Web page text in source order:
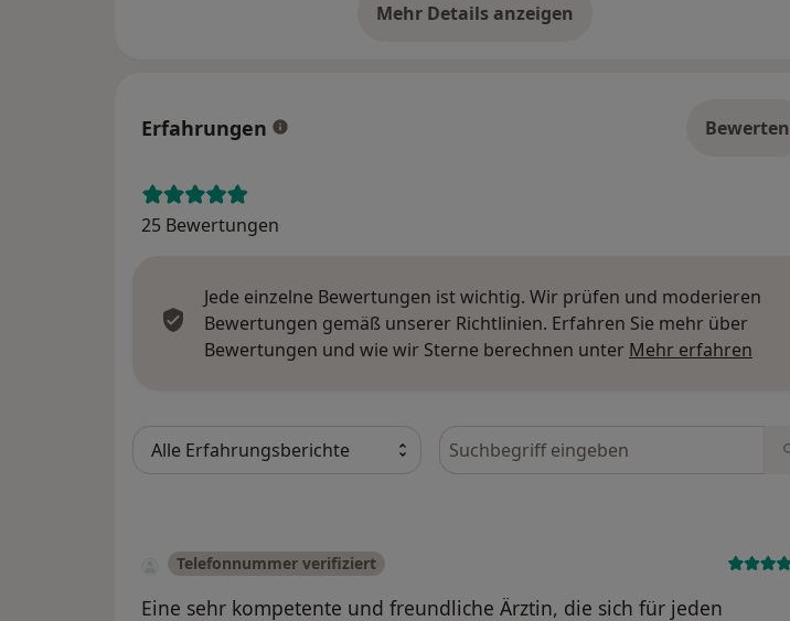
Mehr Details anzeigen
über die Adresse
Erfahrungen Bewerten
25 Bewertungen
Jede einzelne Bewertungen ist wichtig. Wir prüfen und moderieren
Bewertungen gemäß unserer Richtlinien. Erfahren Sie mehr über
Bewertungen und wie wir Sterne berechnen unter Mehr erfahren
Bewertungen durchsuchen
Telefonnummer verifiziert
Eine sehr kompetente und freundliche Ärztin, die sich für jeden